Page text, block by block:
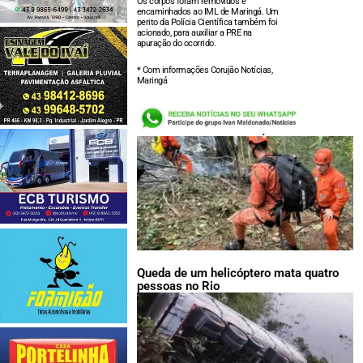
encaminhados ao IML de Maringá. Um
perito da Polícia Científica também foi
acionado, para auxiliar a PRE na
apuração do ocorrido.
* Com informações Corujão Notícias,
Maringá
LEIA TAMBÉM:
Queda de um helicóptero mata quatro
pessoas no Rio